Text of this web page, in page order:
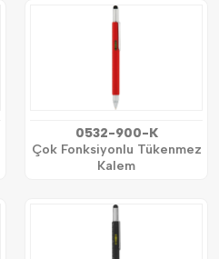
0532-900-K
Çok Fonksiyonlu Tükenmez
Kalem